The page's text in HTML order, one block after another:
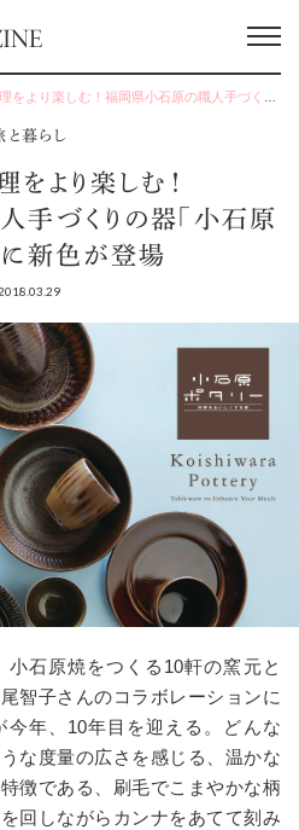
楽しむ！福岡県小石原の職人手づくりの器「小石原ポタリー」に新色が登場
と暮らし
をより楽しむ！
手づくりの器「小石原
に新色が登場
小石原焼をつくる10軒の窯元と
智子さんのコラボレーションに
今年、10年目を迎える。どんな
な度量の広さを感じる、温かな
徴である、刷毛でこまやかな柄
回しながらカンナをあてて刻み